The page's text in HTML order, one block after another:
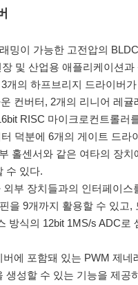
밍이 가능한 고전압의
및 산업용 애플리케이션과
개의 하프브리지 드라이버
컨버터, 2개의 리니어 레귤
RISC 마이크로컨트롤러
덕분에 6개의 게이트 드라
홀센서와 같은 여타의 장치
수 있다.
외부 장치들과의 인터페이스
을 9개까지 활용할 수 있고,
방식의 12bit 1MS/s ADC로
에 포함돼 있는 PWM 제네
생성할 수 있는 기능을 제공